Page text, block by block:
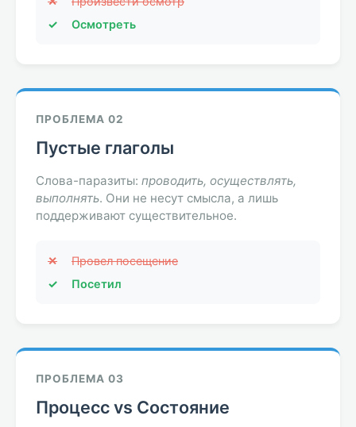
✓
Осмотреть
ПРОБЛЕМА 02
Пустые глаголы
Слова-паразиты: проводить, осуществлять,
выполнять. Они не несут смысла, а лишь
поддерживают существительное.
✕
Провел посещение
✓
Посетил
ПРОБЛЕМА 03
Процесс vs Состояние